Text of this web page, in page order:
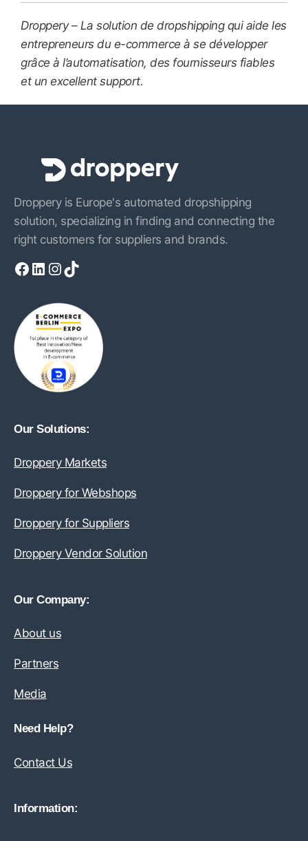
Droppery – La solution de dropshipping qui aide les
entrepreneurs du e-commerce à se développer
grâce à l’automatisation, des fournisseurs fiables
et un excellent support.
Droppery is Europe's automated dropshipping
solution, specializing in finding and connecting the
right customers for suppliers and brands.
Facebook LinkedIn InstagramTikTok
Our Solutions:
Droppery Markets
Droppery for Webshops
Droppery for Suppliers
Droppery Vendor Solution
Our Company:
About us
Partners
Media
Need Help?
Contact Us
Information: